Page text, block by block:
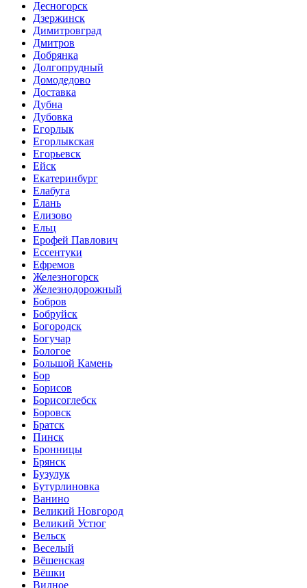
Десногорск
Дзержинск
Димитровград
Дмитров
Добрянка
Долгопрудный
Домодедово
Доставка
Дубна
Дубовка
Егорлык
Егорлыкская
Егорьевск
Ейск
Екатеринбург
Елабуга
Елань
Елизово
Ельц
Ерофей Павлович
Ессентуки
Ефремов
Железногорск
Железнодорожный
Бобров
Бобруйск
Богородск
Богучар
Бологое
Большой Камень
Бор
Борисов
Борисоглебск
Боровск
Братск
Пинск
Бронницы
Брянск
Бузулук
Бутурлиновка
Ванино
Великий Новгород
Великий Устюг
Вельск
Веселый
Вёшенская
Вёшки
Видное